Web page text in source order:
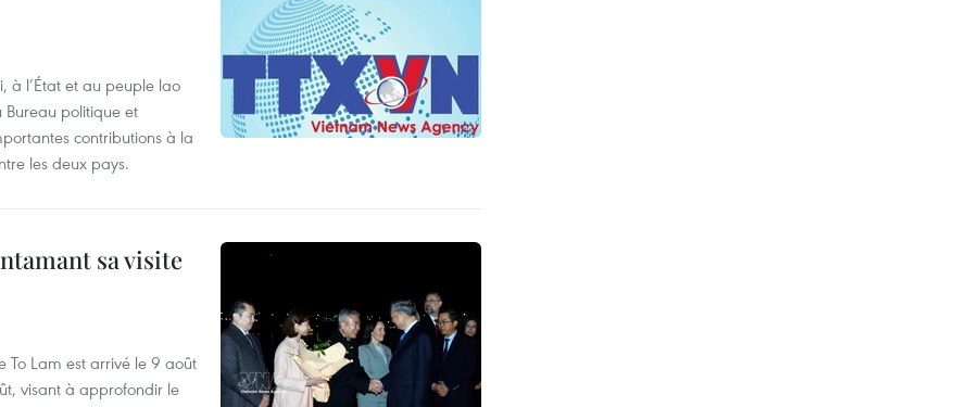
à l’État et au peuple lao
politique et
contributions à la
les deux pays.
sa visite
To Lam est arrivé le 9 août
visant à approfondir le